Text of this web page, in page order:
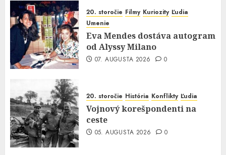
20. storočie Filmy Kuriozity Ľudia
Umenie
Eva Mendes dostáva autogram
od Alyssy Milano
07. AUGUSTA 2026 0
20. storočie História Konflikty Ľudia
Vojnový korešpondenti na
ceste
05. AUGUSTA 2026 0